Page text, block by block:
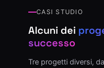
CASI STUDIO
Alcuni dei
successo
Tre progetti diversi,